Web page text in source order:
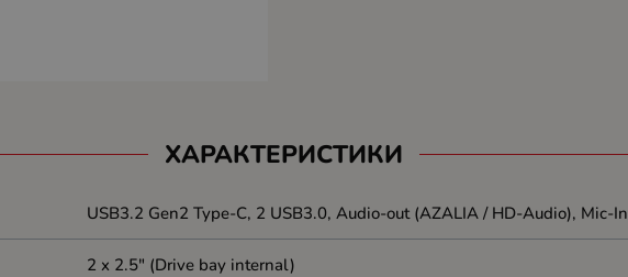
ХАРАКТЕРИСТИКИ
USB3.2 Gen2 Type-C, 2 USB3.0, Audio-out (AZALIA / HD-Audio), Mic-In
2 x 2.5" (Drive bay internal)